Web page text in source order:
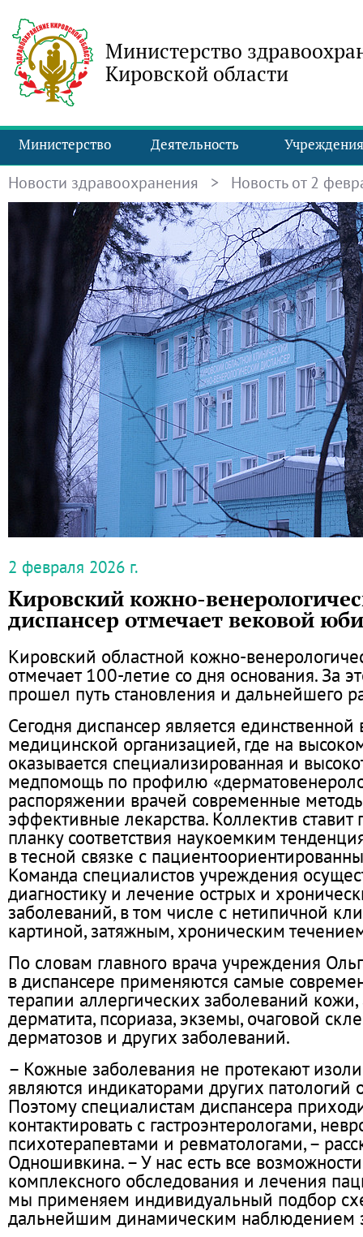
Министерство
Кировской области
Министерство Деятельность Учреждения
Новости здравоохранения > Новость от 2
2 февраля 2026 г.
Кировский кожно-
диспансер отмечает вековой
Кировский областной кожно-
отмечает 100-летие со дня основания. За
прошел путь становления и дальнейшего
Сегодня диспансер является единственной
медицинской организацией, где на
оказывается специализированная и
медпомощь по профилю
распоряжении врачей современные
эффективные лекарства. Коллектив ставит
планку соответствия наукоемким
в тесной связке с
Команда специалистов учреждения
диагностику и лечение острых и
заболеваний, в том числе с нетипичной
картиной, затяжным, хроническим
По словам главного врача учреждения
в диспансере применяются самые
терапии аллергических заболеваний кожи,
дерматита, псориаза, экземы, очаговой
дерматозов и других заболеваний.
– Кожные заболевания не протекают
являются индикаторами других патологий
Поэтому специалистам диспансера
контактировать с гастроэнтерологами,
психотерапевтами и ревматологами, –
Одношивкина. – У нас есть все
комплексного обследования и лечения
мы применяем индивидуальный подбор
дальнейшим динамическим наблюдением